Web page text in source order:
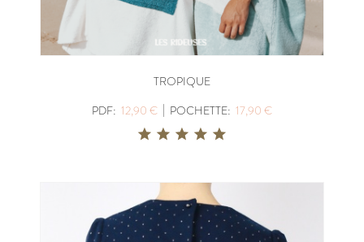
TROPIQUE
PDF: 12,90 € | POCHETTE: 17,90 €